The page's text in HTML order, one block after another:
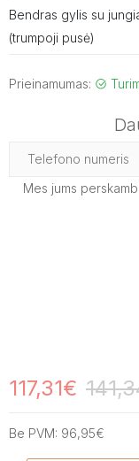
Bendras gylis su
(trumpoji pusė)
Prieinamumas:
Mes jums
117,31€
Be PVM: 96,95€